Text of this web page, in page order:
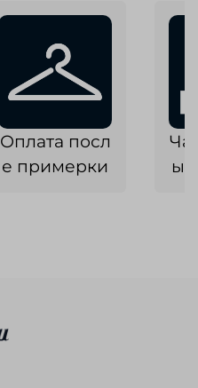
Оплата посл
е примерки